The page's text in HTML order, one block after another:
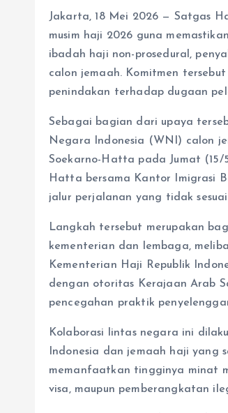
Jakarta, 18 Mei 2026 — Satgas
musim haji 2026 guna
ibadah haji non-prosedural,
calon jemaah. Komitmen
penindakan terhadap dugaan
Sebagai bagian dari upaya
Negara Indonesia (WNI) calon
Soekarno-Hatta pada Jumat (15/
Hatta bersama Kantor Imigrasi
jalur perjalanan yang tidak
Langkah tersebut merupakan
kementerian dan lembaga,
Kementerian Haji Republik
dengan otoritas Kerajaan Arab
pencegahan praktik
Kolaborasi lintas negara ini
Indonesia dan jemaah haji yang
memanfaatkan tingginya minat
visa, maupun pemberangkatan